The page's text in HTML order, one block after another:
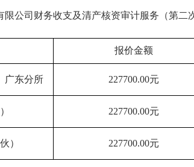
公司财务收支及清产核资审计服务（第二
报价金额
广东分所 227700.00元
227700.00元
） 227700.00元